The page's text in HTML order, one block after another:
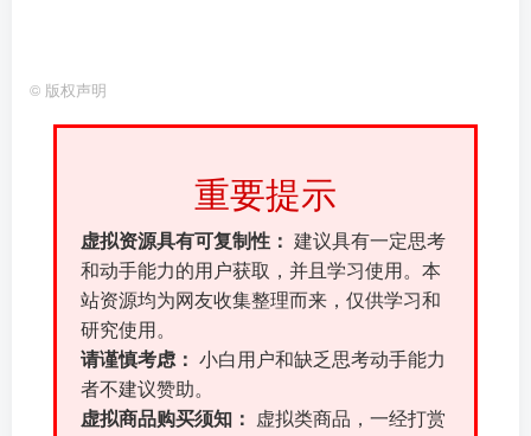
© 版权声明
重要提示
虚拟资源具有可复制性： 建议具有一定思考
和动手能力的用户获取，并且学习使用。本
站资源均为网友收集整理而来，仅供学习和
研究使用。
请谨慎考虑： 小白用户和缺乏思考动手能力
者不建议赞助。
虚拟商品购买须知：
虚拟类商品，一经打赏